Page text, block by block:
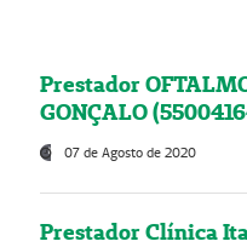
Prestador
GONÇALO
07 de Agosto de 2020
Prestador Clínica